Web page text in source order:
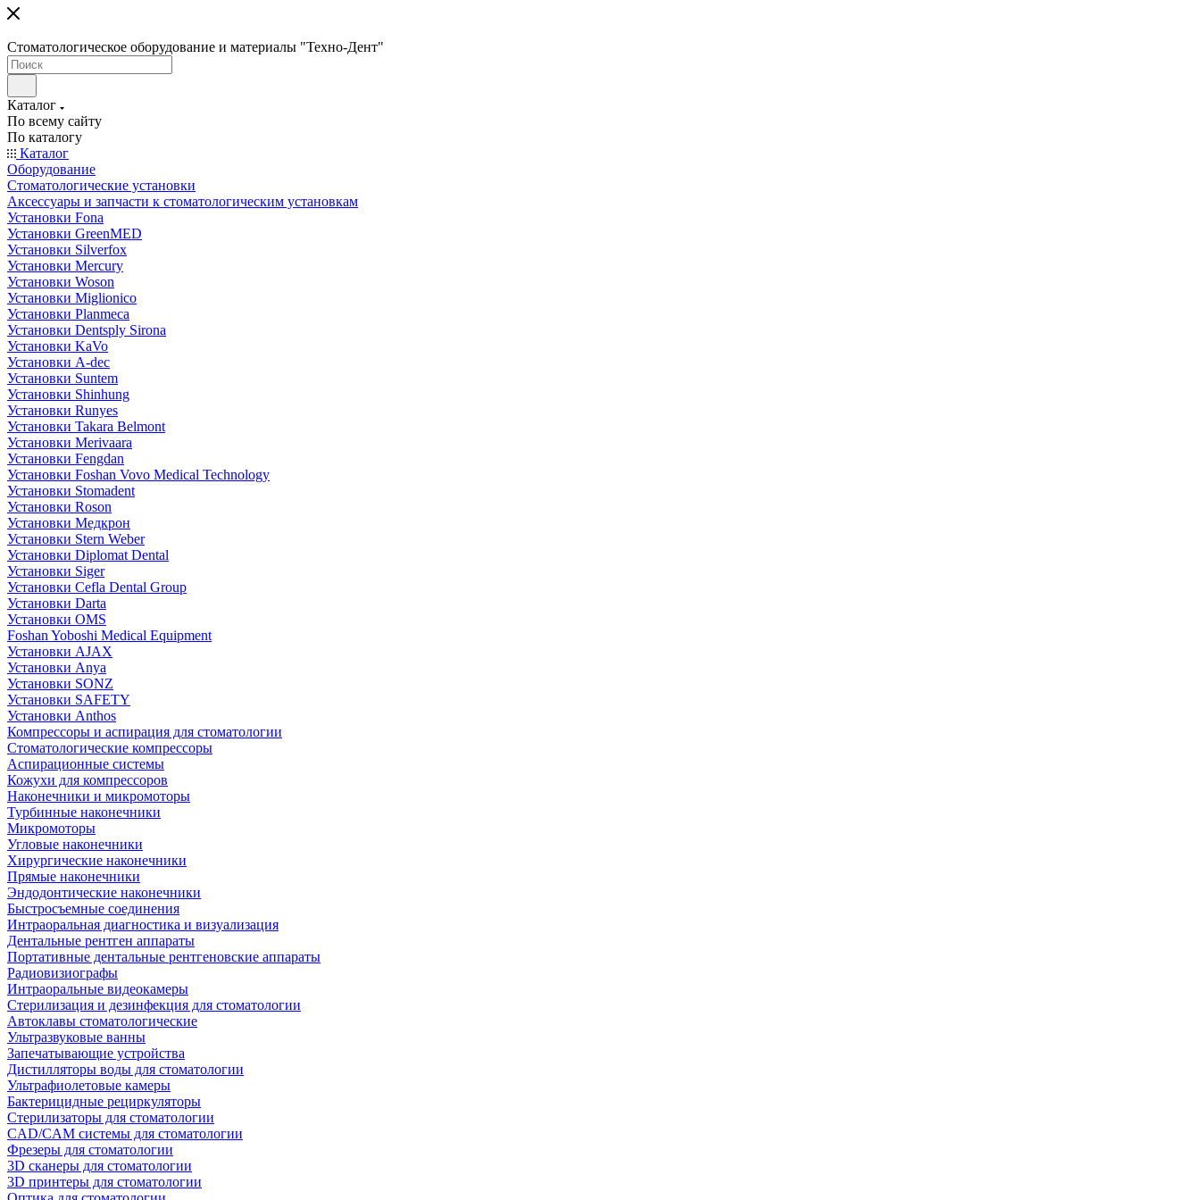
Стоматологическое оборудование и материалы "Техно-Дент"
Каталог
По всему сайту
По каталогу
Каталог
Оборудование
Стоматологические установки
Аксессуары и запчасти к стоматологическим установкам
Установки Fona
Установки GreenMED
Установки Silverfox
Установки Mercury
Установки Woson
Установки Miglionico
Установки Planmeca
Установки Dentsply Sirona
Установки KaVo
Установки A-dec
Установки Suntem
Установки Shinhung
Установки Runyes
Установки Takara Belmont
Установки Merivaara
Установки Fengdan
Установки Foshan Vovo Medical Technology
Установки Stomadent
Установки Roson
Установки Медкрон
Установки Stern Weber
Установки Diplomat Dental
Установки Siger
Установки Cefla Dental Group
Установки Darta
Установки OMS
Foshan Yoboshi Medical Equipment
Установки AJAX
Установки Anya
Установки SONZ
Установки SAFETY
Установки Anthos
Компрессоры и аспирация для стоматологии
Стоматологические компрессоры
Аспирационные системы
Кожухи для компрессоров
Наконечники и микромоторы
Турбинные наконечники
Микромоторы
Угловые наконечники
Хирургические наконечники
Прямые наконечники
Эндодонтические наконечники
Быстросъемные соединения
Интраоральная диагностика и визуализация
Дентальные рентген аппараты
Портативные дентальные рентгеновские аппараты
Радиовизиографы
Интраоральные видеокамеры
Стерилизация и дезинфекция для стоматологии
Автоклавы стоматологические
Ультразвуковые ванны
Запечатывающие устройства
Дистилляторы воды для стоматологии
Ультрафиолетовые камеры
Бактерицидные рециркуляторы
Стерилизаторы для стоматологии
CAD/CAM системы для стоматологии
Фрезеры для стоматологии
3D cканеры для стоматологии
3D принтеры для стоматологии